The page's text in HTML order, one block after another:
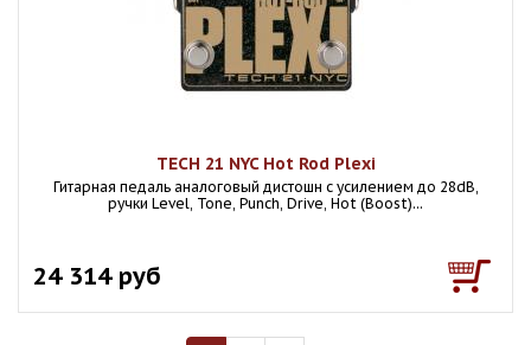
TECH 21 NYC Hot Rod Plexi
Гитарная педаль аналоговый дистошн с усилением до 28dB,
ручки Level, Tone, Punch, Drive, Hot (Boost)...
24 314 руб